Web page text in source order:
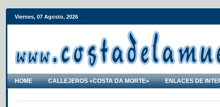
Viernes, 07 Agosto, 2026
HOME CALLEJEROS «COSTA DA MORTE» ENLACES DE